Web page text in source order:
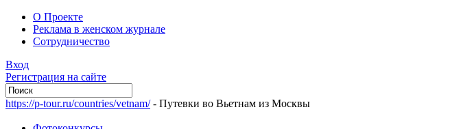
О Проекте
Реклама в женском журнале
Сотрудничество
Вход
Регистрация на сайте
https://p-tour.ru/countries/vetnam/- Путевки во Вьетнам из Москвы